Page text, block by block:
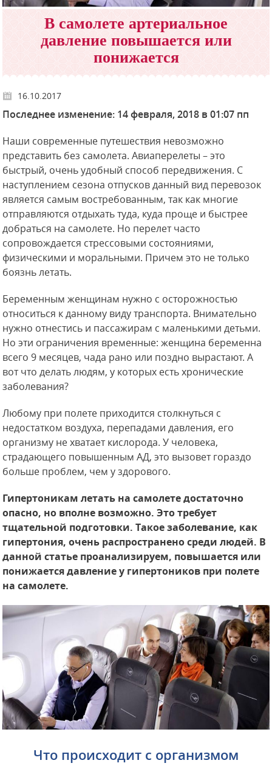
В самолете артериальное
давление повышается или
понижается
16.10.2017
Последнее изменение: 14 февраля, 2018 в 01:07 пп
Наши современные путешествия невозможно
представить без самолета. Авиаперелеты – это
быстрый, очень удобный способ передвижения. С
наступлением сезона отпусков данный вид перевозок
является самым востребованным, так как многие
отправляются отдыхать туда, куда проще и быстрее
добраться на самолете. Но перелет часто
сопровождается стрессовыми состояниями,
физическими и моральными. Причем это не только
боязнь летать.
Беременным женщинам нужно с осторожностью
относиться к данному виду транспорта. Внимательно
нужно отнестись и пассажирам с маленькими детьми.
Но эти ограничения временные: женщина беременна
всего 9 месяцев, чада рано или поздно вырастают. А
вот что делать людям, у которых есть хронические
заболевания?
Любому при полете приходится столкнуться с
недостатком воздуха, перепадами давления, его
организму не хватает кислорода. У человека,
страдающего повышенным АД, это вызовет гораздо
больше проблем, чем у здорового.
Гипертоникам летать на самолете достаточно
опасно, но вполне возможно. Это требует
тщательной подготовки. Такое заболевание, как
гипертония, очень распространено среди людей. В
данной статье проанализируем, повышается или
понижается давление у гипертоников при полете
на самолете.
Что происходит с организмом